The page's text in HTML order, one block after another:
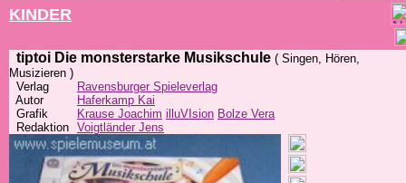
KINDER
tiptoi Die monsterstarke Musikschule ( Singen, Hören,
Musizieren )
Verlag
Ravensburger Spieleverlag
Autor
Haferkamp Kai
Grafik
Krause Joachim illuVIsion Bolze Vera
Redaktion Voigtländer Jens